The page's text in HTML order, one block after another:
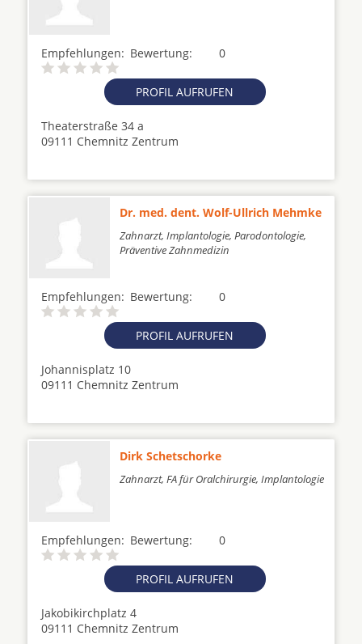
Empfehlungen: 0
Bewertung:
PROFIL AUFRUFEN
Theaterstraße 34 a
09111 Chemnitz Zentrum
Dr. med. dent. Wolf-Ullrich Mehmke
Zahnarzt, Implantologie, Parodontologie,
Präventive Zahnmedizin
Empfehlungen: 0
Bewertung:
PROFIL AUFRUFEN
Johannisplatz 10
09111 Chemnitz Zentrum
Dirk Schetschorke
Zahnarzt, FA für Oralchirurgie, Implantologie
Empfehlungen: 0
Bewertung:
PROFIL AUFRUFEN
Jakobikirchplatz 4
09111 Chemnitz Zentrum